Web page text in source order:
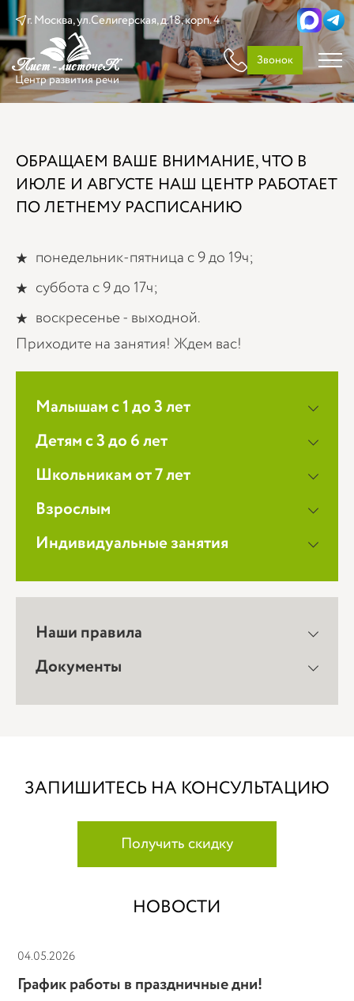
г. Москва, ул.Селигерская, д.18, корп. 4
Центр развития речи
Звонок
Малышам с 1 до 3 лет
Детям с 3 до 6 лет
Школьникам от 7 лет
Взрослым
Индивидуальные занятия
Наши правила
Документы
ОБРАЩАЕМ ВАШЕ ВНИМАНИЕ, ЧТО В
ИЮЛЕ И АВГУСТЕ НАШ ЦЕНТР РАБОТАЕТ
ПО ЛЕТНЕМУ РАСПИСАНИЮ
понедельник-пятница с 9 до 19ч;
суббота с 9 до 17ч;
воскресенье - выходной.
Приходите на занятия! Ждем вас!
ЗАПИШИТЕСЬ НА КОНСУЛЬТАЦИЮ
Получить скидку
НОВОСТИ
04.05.2026
График работы в праздничные дни!